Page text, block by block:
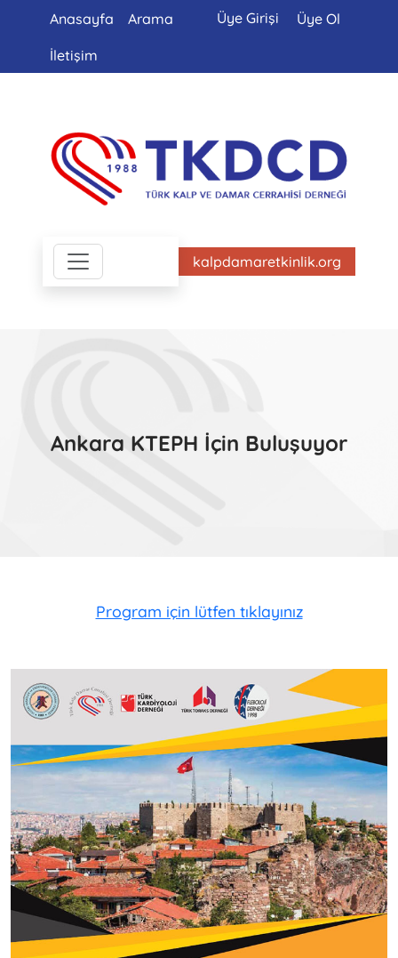
Anasayfa Arama Üye Girişi Üye Ol
İletişim
kalpdamaretkinlik.org
Ankara KTEPH İçin Buluşuyor
Program için lütfen tıklayınız